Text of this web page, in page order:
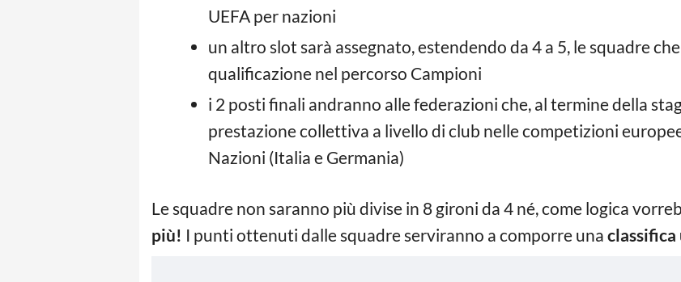
UEFA per nazioni
un altro slot sarà assegnato, estendendo da 4 a 5, le squadre
qualificazione nel percorso Campioni
i 2 posti finali andranno alle federazioni che, al termine della
prestazione collettiva a livello di club nelle competizioni
Nazioni (Italia e Germania)
Le squadre non saranno più divise in 8 gironi da 4 né, come logica
più! I punti ottenuti dalle squadre serviranno a comporre una classifica